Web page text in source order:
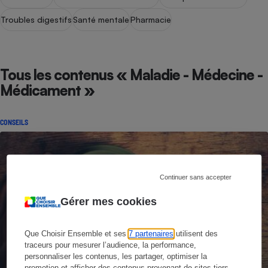
Gérer mes cookies
Que Choisir Ensemble et ses7 partenaires utilisent des
traceurs pour mesurer l’audience, la performance,
personnaliser les contenus, les partager, optimiser la
Continuer sans accepter
Troubles digestifs Santé mentale Pharmacie
Tous les contenus « Maladie - Médecine -
Médicament »
CONSEILS